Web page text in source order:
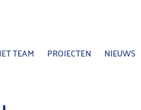
TEAM PROJECTEN NIEUWS